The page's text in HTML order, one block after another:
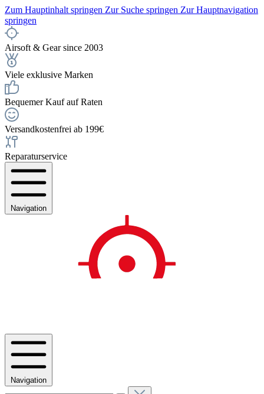
Zum Hauptinhalt springen Zur Suche springen Zur Hauptnavigation
springen
Airsoft & Gear since 2003
Viele exklusive Marken
Bequemer Kauf auf Raten
Versandkostenfrei ab 199€
Reparaturservice
Navigation
Navigation